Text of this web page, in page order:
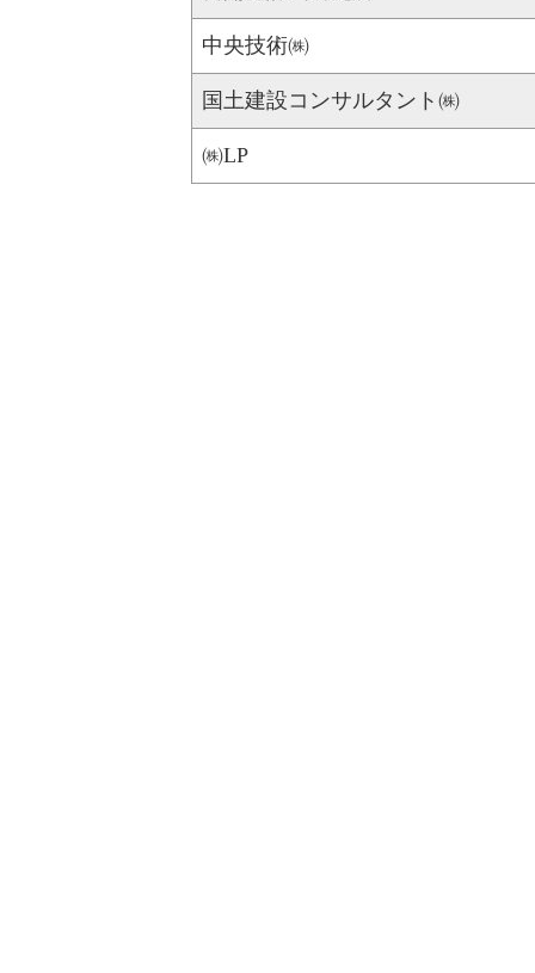
中央技術㈱
国土建設コンサルタント㈱
㈱LP